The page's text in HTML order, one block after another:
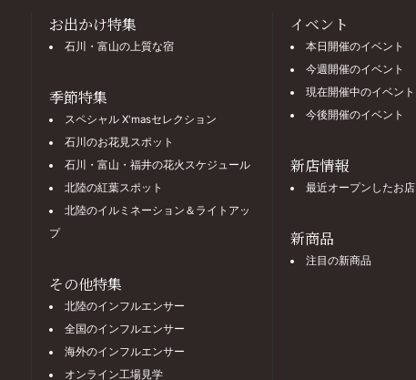
お出かけ特集
石川・富山の上質な宿
季節特集
スペシャル X'masセレクション
石川のお花見スポット
石川・富山・福井の花火スケジュール
北陸の紅葉スポット
北陸のイルミネーション＆ライトアッ
プ
その他特集
北陸のインフルエンサー
全国のインフルエンサー
海外のインフルエンサー
オンライン工場見学
イベント
本日開催のイベント
今週開催のイベント
現在開催中のイベント
今後開催のイベント
新店情報
最近オープンしたお店
新商品
注目の新商品